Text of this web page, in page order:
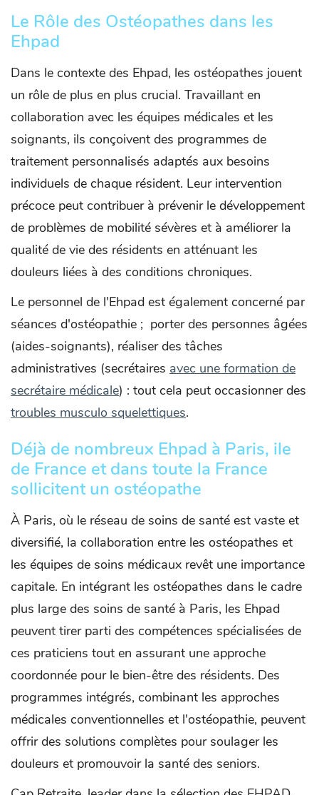
Le Rôle des Ostéopathes dans les
Ehpad
Dans le contexte des Ehpad, les ostéopathes jouent
un rôle de plus en plus crucial. Travaillant en
collaboration avec les équipes médicales et les
soignants, ils conçoivent des programmes de
traitement personnalisés adaptés aux besoins
individuels de chaque résident. Leur intervention
précoce peut contribuer à prévenir le développement
de problèmes de mobilité sévères et à améliorer la
qualité de vie des résidents en atténuant les
douleurs liées à des conditions chroniques.
Le personnel de l'Ehpad est également concerné par
séances d'ostéopathie ; porter des personnes âgées
(aides-soignants), réaliser des tâches
administratives (secrétaires avec une formation de
secrétaire médicale) : tout cela peut occasionner des
troubles musculo squelettiques.
Déjà de nombreux Ehpad à Paris, ile
de France et dans toute la France
sollicitent un ostéopathe
À Paris, où le réseau de soins de santé est vaste et
diversifié, la collaboration entre les ostéopathes et
les équipes de soins médicaux revêt une importance
capitale. En intégrant les ostéopathes dans le cadre
plus large des soins de santé à Paris, les Ehpad
peuvent tirer parti des compétences spécialisées de
ces praticiens tout en assurant une approche
coordonnée pour le bien-être des résidents. Des
programmes intégrés, combinant les approches
médicales conventionnelles et l'ostéopathie, peuvent
offrir des solutions complètes pour soulager les
douleurs et promouvoir la santé des seniors.